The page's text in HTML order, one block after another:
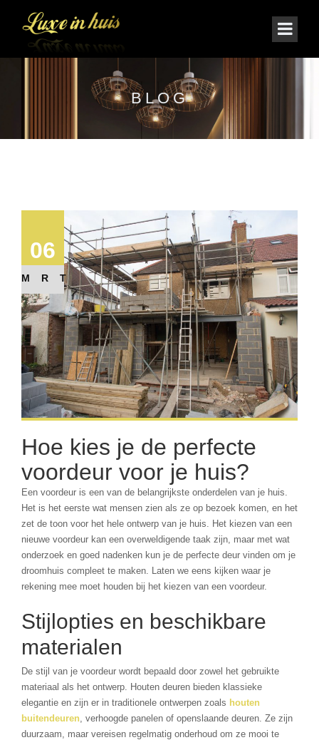
BLOG
06
MRT
Hoe kies je de perfecte
voordeur voor je huis?
Een voordeur is een van de belangrijkste onderdelen van je huis.
Het is het eerste wat mensen zien als ze op bezoek komen, en het
zet de toon voor het hele ontwerp van je huis. Het kiezen van een
nieuwe voordeur kan een overweldigende taak zijn, maar met wat
onderzoek en goed nadenken kun je de perfecte deur vinden om je
droomhuis compleet te maken. Laten we eens kijken waar je
rekening mee moet houden bij het kiezen van een voordeur.
Stijlopties en beschikbare
materialen
De stijl van je voordeur wordt bepaald door zowel het gebruikte
materiaal als het ontwerp. Houten deuren bieden klassieke
elegantie en zijn er in traditionele ontwerpen zoals houten
buitendeuren, verhoogde panelen of openslaande deuren. Ze zijn
duurzaam, maar vereisen regelmatig onderhoud om ze mooi te